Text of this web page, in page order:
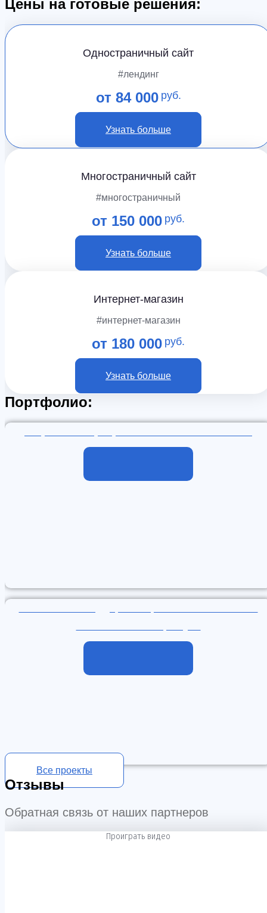
Цены на готовые решения:
Одностраничный сайт
#лендинг
от 84 000 руб.
Узнать больше
Многостраничный сайт
#многостраничный
от 150 000 руб.
Узнать больше
Интернет-магазин
#интернет-магазин
от 180 000 руб.
Узнать больше
Портфолио:
Все проекты
Отзывы
Обратная связь от наших партнеров
Проиграть видео